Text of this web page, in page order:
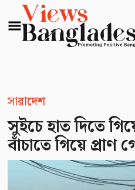
সারাদেশ
সুইচে হাত দিতে
বাঁচাতে গিয়ে প্রাণ